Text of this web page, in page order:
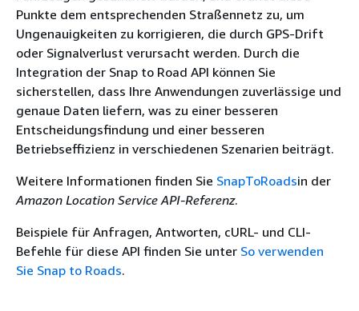
Punkte dem entsprechenden Straßennetz zu, um
Ungenauigkeiten zu korrigieren, die durch GPS-Drift
oder Signalverlust verursacht werden. Durch die
Integration der Snap to Road API können Sie
sicherstellen, dass Ihre Anwendungen zuverlässige und
genaue Daten liefern, was zu einer besseren
Entscheidungsfindung und einer besseren
Betriebseffizienz in verschiedenen Szenarien beiträgt.
Weitere Informationen finden Sie SnapToRoadsin der
Amazon Location Service API-Referenz.
Beispiele für Anfragen, Antworten, cURL- und CLI-
Befehle für diese API finden Sie unter So verwenden
Sie Snap to Roads.